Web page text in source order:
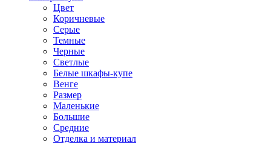
Цвет
Коричневые
Серые
Темные
Черные
Светлые
Белые шкафы-купе
Венге
Размер
Маленькие
Большие
Средние
Отделка и материал